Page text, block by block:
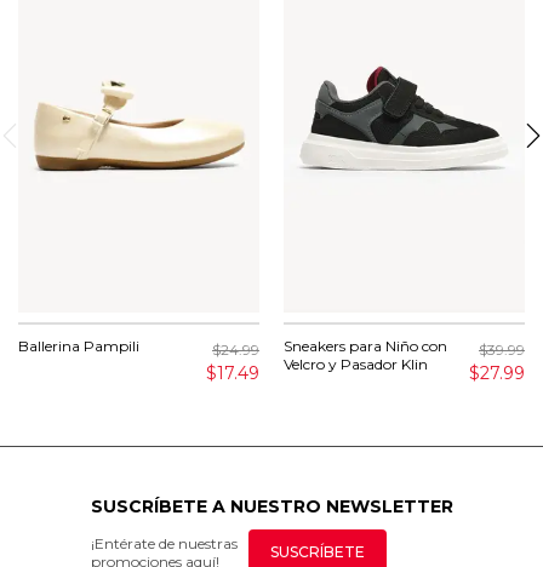
Ballerina Pampili $24.99
$17.49
Sneakers para Niño con
Velcro y Pasador Klin
$39.99
$27.99
SUSCRÍBETE A NUESTRO NEWSLETTER
¡Entérate de nuestras
promociones aquí!
SUSCRÍBETE